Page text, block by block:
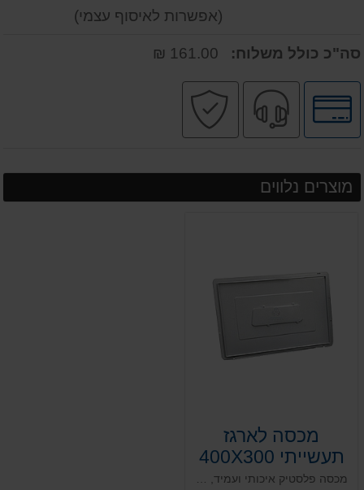
(אפשרות לאיסוף עצמי)
סה"כ כולל משלוח:
לחץ
לאפשרויות
תשלומים
שירות
מקצועי
מוצרים נלווים
מכסה לארגז
תעשייתי 400X300
אפור
מכסה פלסטיק איכותי ועמיד, מותאם לסדרת הארגזים התעשייתיים מסדרת ארגזי PS במידה 400X300 מ"מ. בצבע אפור.